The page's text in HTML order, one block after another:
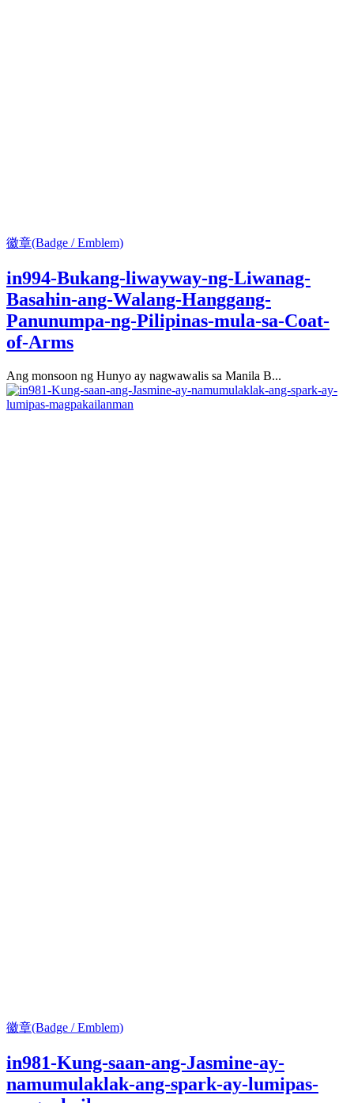
徽章(Badge / Emblem)
in994-Bukang-liwayway-ng-Liwanag-
Basahin-ang-Walang-Hanggang-
Panunumpa-ng-Pilipinas-mula-sa-Coat-
of-Arms
Ang monsoon ng Hunyo ay nagwawalis sa Manila B...
徽章(Badge / Emblem)
in981-Kung-saan-ang-Jasmine-ay-
namumulaklak-ang-spark-ay-lumipas-